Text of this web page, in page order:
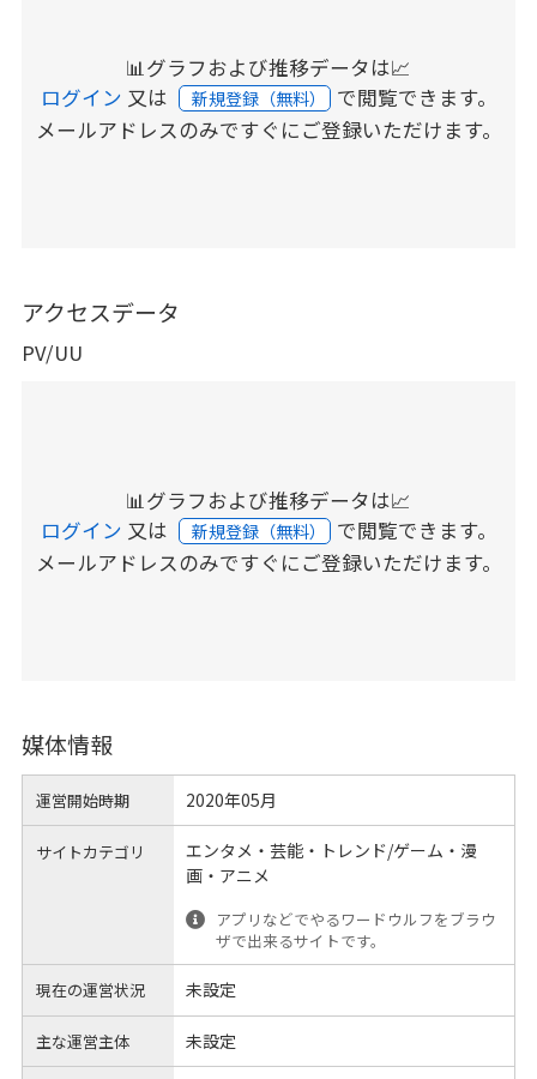
📊グラフおよび推移データは📈
ログイン 又は 新規登録（無料） で閲覧できます。
メールアドレスのみですぐにご登録いただけます。
アクセスデータ
PV/UU
📊グラフおよび推移データは📈
ログイン 又は 新規登録（無料） で閲覧できます。
メールアドレスのみですぐにご登録いただけます。
媒体情報
運営開始時期 2020年05月
サイトカテゴリ
エンタメ・芸能・トレンド/ゲーム・漫
画・アニメ
アプリなどでやるワードウルフをブラウ
ザで出来るサイトです。
現在の運営状況 未設定
主な運営主体 未設定